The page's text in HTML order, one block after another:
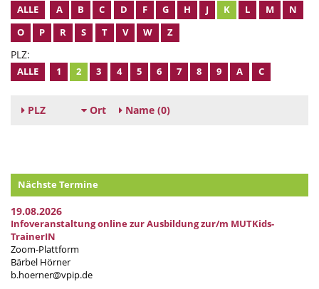
ALLE A B C D F G H J K L M
N
O
P R S T V W Z
PLZ:
ALLE 1 2 3 4 5 6 7 8 9 A C
PLZ Ort Name (0)
Nächste Termine
19.08.2026
Infoveranstaltung online zur Ausbildung zur/m MUTKids-
TrainerIN
Zoom-Plattform
Bärbel Hörner
b.hoerner@vpip.de